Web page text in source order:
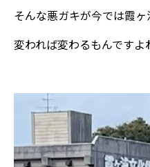
そんな悪ガキが今では霞ヶ
変われば変わるもんですよ